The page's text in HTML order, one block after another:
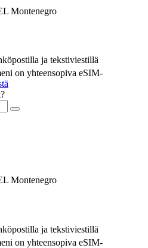
Montenegro
ja tekstiviestillä
on yhteensopiva eSIM-
Montenegro
ja tekstiviestillä
on yhteensopiva eSIM-